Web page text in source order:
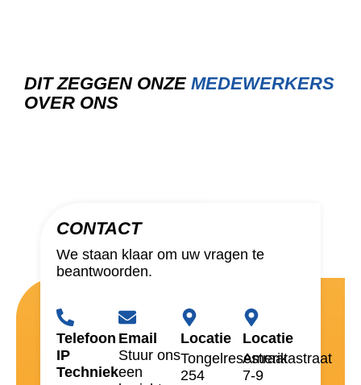
DIT ZEGGEN ONZE MEDEWERKERS
OVER ONS
CONTACT
We staan klaar om uw vragen te
beantwoorden.
Telefoon
IP
Techniek
Email
Stuur ons
een
Locatie
Tongelresestraat
254
Locatie
Amerikastraat
7-9